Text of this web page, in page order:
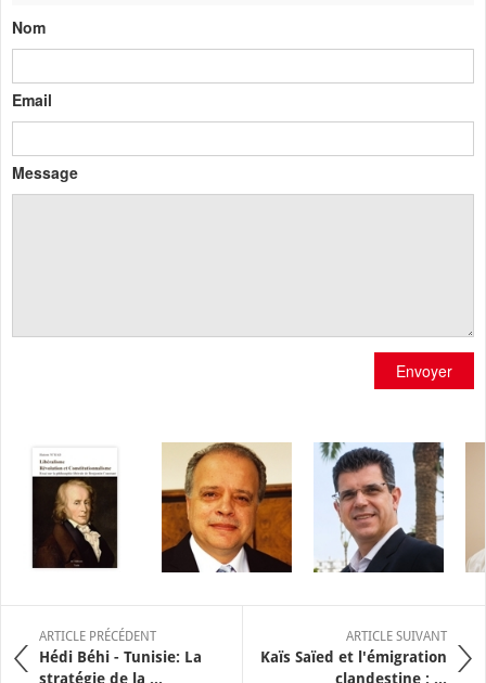
Nom
Email
Message
Envoyer
ARTICLE PRÉCÉDENT
Hédi Béhi - Tunisie: La
stratégie de la ...
ARTICLE SUIVANT
Kaïs Saïed et l'émigration
clandestine : ...